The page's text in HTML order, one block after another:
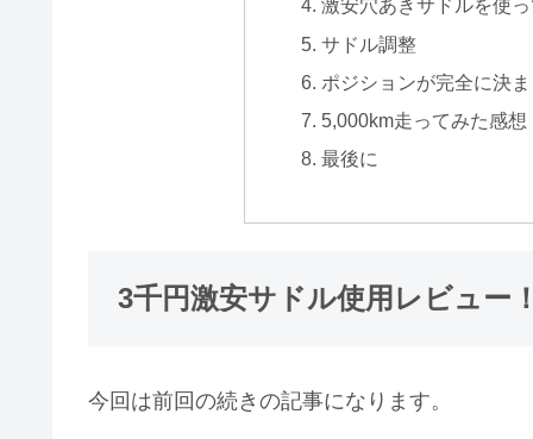
激安穴あきサドルを使
サドル調整
ポジションが完全に決
5,000km走ってみた感想
最後に
3千円激安サドル使用レビュー
今回は前回の続きの記事になります。